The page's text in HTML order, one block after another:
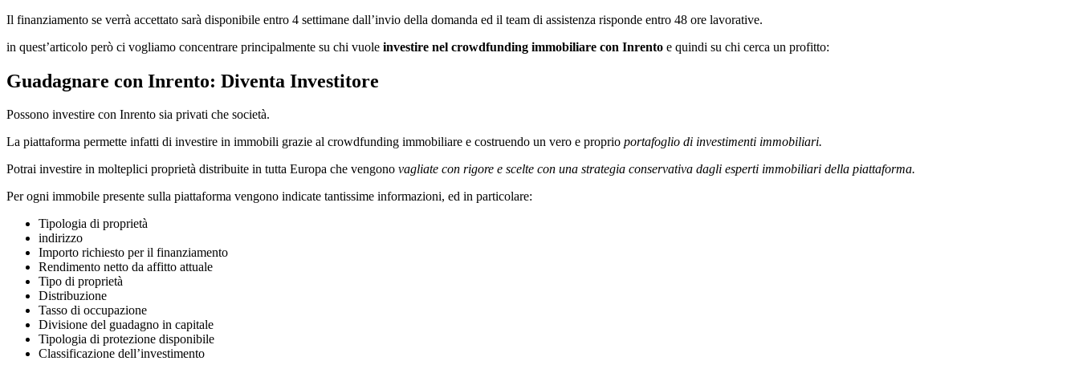
Il finanziamento se verrà accettato sarà disponibile entro 4 settimane dall’invio della domanda ed il team di assistenza risponde entro 48 ore lavorative.
in quest’articolo però ci vogliamo concentrare principalmente su chi vuole investire nel crowdfunding immobiliare con Inrento e quindi su chi cerca un profitto:
Guadagnare con Inrento: Diventa Investitore
Possono investire con Inrento sia privati che società.
La piattaforma permette infatti di investire in immobili grazie al crowdfunding immobiliare e costruendo un vero e proprio portafoglio di investimenti immobiliari.
Potrai investire in molteplici proprietà distribuite in tutta Europa che vengono vagliate con rigore e scelte con una strategia conservativa dagli esperti immobiliari della piattaforma.
Per ogni immobile presente sulla piattaforma vengono indicate tantissime informazioni, ed in particolare:
Tipologia di proprietà
indirizzo
Importo richiesto per il finanziamento
Rendimento netto da affitto attuale
Tipo di proprietà
Distribuzione
Tasso di occupazione
Divisione del guadagno in capitale
Tipologia di protezione disponibile
Classificazione dell’investimento